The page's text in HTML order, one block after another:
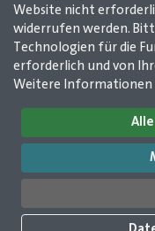
Website nicht
widerrufen werden.
Technologien für die
erforderlich und von
Weitere Informationen
ZURÜCK
Impressum
Wilhelmstr. 12
02261 / 978 14 53
info@gmerleben.de